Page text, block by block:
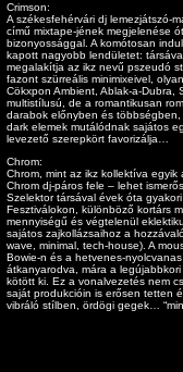
Crimson:
A székesfehérvári dj lemezjátszó-
című mixtape-jének megjelenése
bizonyossággal. A komótosan
kapott nagyobb lendületet:
megalakítja az ikz nevű pszeudó
fazont szürreális minimixeivel,
Cökxpon Ambient, Ablak-a-Dubra,
multistílusú, de a romantikusan
darabok előnyben és
dark elemek mutálódnak sajátos
levezető szerepkört favorizálja…
Chrom:
Chrom, mint az ikz kollektíva
Chrom dj-páros fele – lehet
Szelektor társával évek óta
Fesztiválokon, különböző kortárs
mennyiségű és végtelenül
sajátos zajkollázsaihoz a
wave, minimal, tech-house). A
Bowie-n és a hetvenes-
átkanyarodva, mára a
kötött ki. Ez a vonalvezetés nem
saját produkcióin is erősen tetten
vibráló stílben, ördögi gegek…